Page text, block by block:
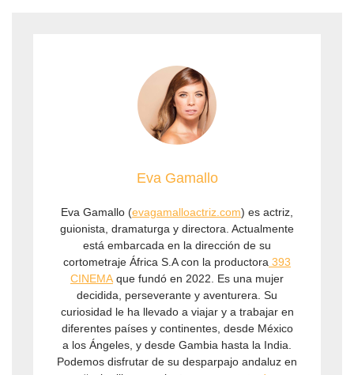
Eva Gamallo
Eva Gamallo (evagamalloactriz.com) es actriz,
guionista, dramaturga y directora. Actualmente
está embarcada en la dirección de su
cortometraje África S.A con la productora ⁠ 393
CINEMA⁠ que fundó en 2022. Es una mujer
decidida, perseverante y aventurera. Su
curiosidad le ha llevado a viajar y a trabajar en
diferentes países y continentes, desde México
a los Ángeles, y desde Gambia hasta la India.
Podemos disfrutar de su desparpajo andaluz en